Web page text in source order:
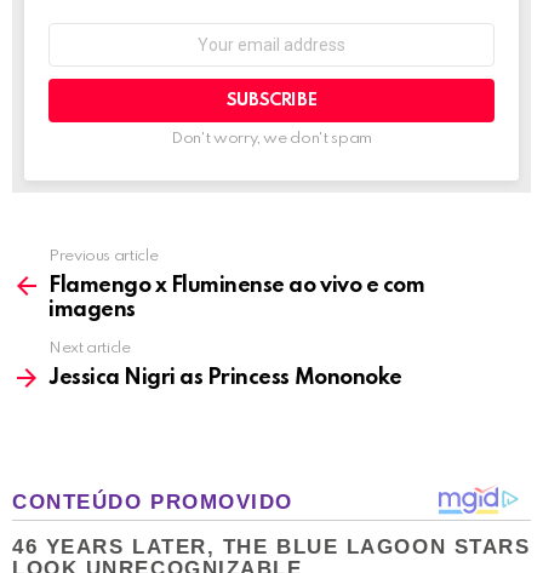
Don't worry, we don't spam
more
Previous article
Flamengo x Fluminense ao vivo e com
imagens
Next article
Jessica Nigri as Princess Mononoke